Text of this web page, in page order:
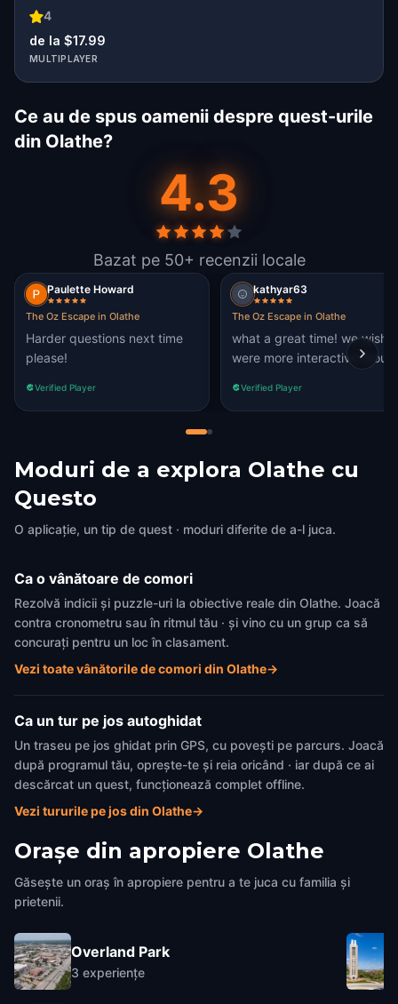
4
de la $17.99
MULTIPLAYER
Ce au de spus oamenii despre quest-urile
din Olathe?
4.3
Bazat pe 50+ recenzii locale
Paulette Howard
The Oz Escape in Olathe
Harder questions next time
please!
Verified Player
kathyar63
The Oz Escape in Olathe
what a great time! we wish it
were more interactive
Verified Player
Moduri de a explora Olathe cu
Questo
O aplicație, un tip de quest · moduri diferite de a-l juca.
Ca o vânătoare de comori
Rezolvă indicii și puzzle-uri la obiective reale din Olathe. Joacă
contra cronometru sau în ritmul tău · și vino cu un grup ca să
concurați pentru un loc în clasament.
Vezi toate vânătorile de comori din Olathe→
Ca un tur pe jos autoghidat
Un traseu pe jos ghidat prin GPS, cu povești pe parcurs. Joacă
după programul tău, oprește-te și reia oricând · iar după ce ai
descărcat un quest, funcționează complet offline.
Vezi tururile pe jos din Olathe→
Orașe din apropiere Olathe
Găsește un oraș în apropiere pentru a te juca cu familia și
prietenii.
Overland Park
3 experiențe